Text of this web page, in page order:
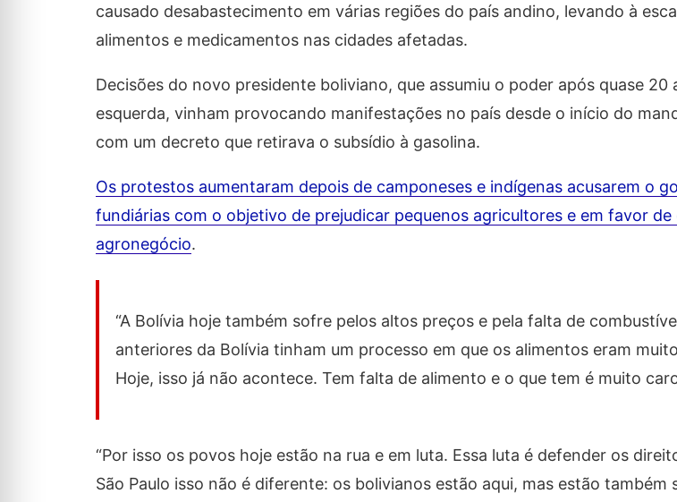
causado desabastecimento em várias regiões do país andino, levando à
alimentos e medicamentos nas cidades afetadas.
Decisões do novo presidente boliviano, que assumiu o poder após quase 20
esquerda, vinham provocando manifestações no país desde o início do
com um decreto que retirava o subsídio à gasolina.
Os protestos aumentaram depois de camponeses e indígenas acusarem o
fundiárias com o objetivo de prejudicar pequenos agricultores e em favor
agronegócio.
“A Bolívia hoje também sofre pelos altos preços e pela falta de
anteriores da Bolívia tinham um processo em que os alimentos eram
Hoje, isso já não acontece. Tem falta de alimento e o que tem é muito
“Por isso os povos hoje estão na rua e em luta. Essa luta é defender os
São Paulo isso não é diferente: os bolivianos estão aqui, mas estão também